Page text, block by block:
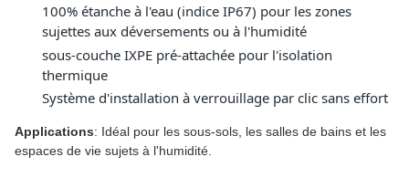
100% étanche à l'eau (indice IP67) pour les zones
sujettes aux déversements ou à l'humidité
sous-couche IXPE pré-attachée pour l'isolation
thermique
Système d'installation à verrouillage par clic sans effort
Applications: Idéal pour les sous-sols, les salles de bains et les
espaces de vie sujets à l'humidité.